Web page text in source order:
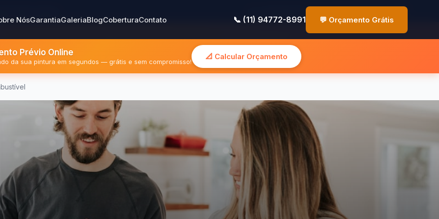
✉️ contato@pinturasp.com.br 📞 (11) 94772-8991
NósGarantiaGaleriaBlogCoberturaContato 📞 (11) 94772-8991 💬 Orçamento Grátis
Prévio Online
da sua pintura em segundos — grátis e sem compromisso!
📐 Calcular Orçamento